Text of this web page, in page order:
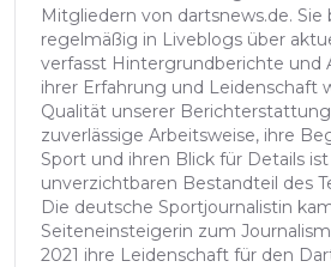
Mitgliedern von dartsnews.de.
regelmäßig in Liveblogs über
verfasst Hintergrundberichte und
ihrer Erfahrung und Leidenschaft
Qualität unserer
zuverlässige Arbeitsweise, ihre
Sport und ihren Blick für Details
unverzichtbaren Bestandteil des
Die deutsche Sportjournalistin
Seiteneinsteigerin zum
2021 ihre Leidenschaft für den